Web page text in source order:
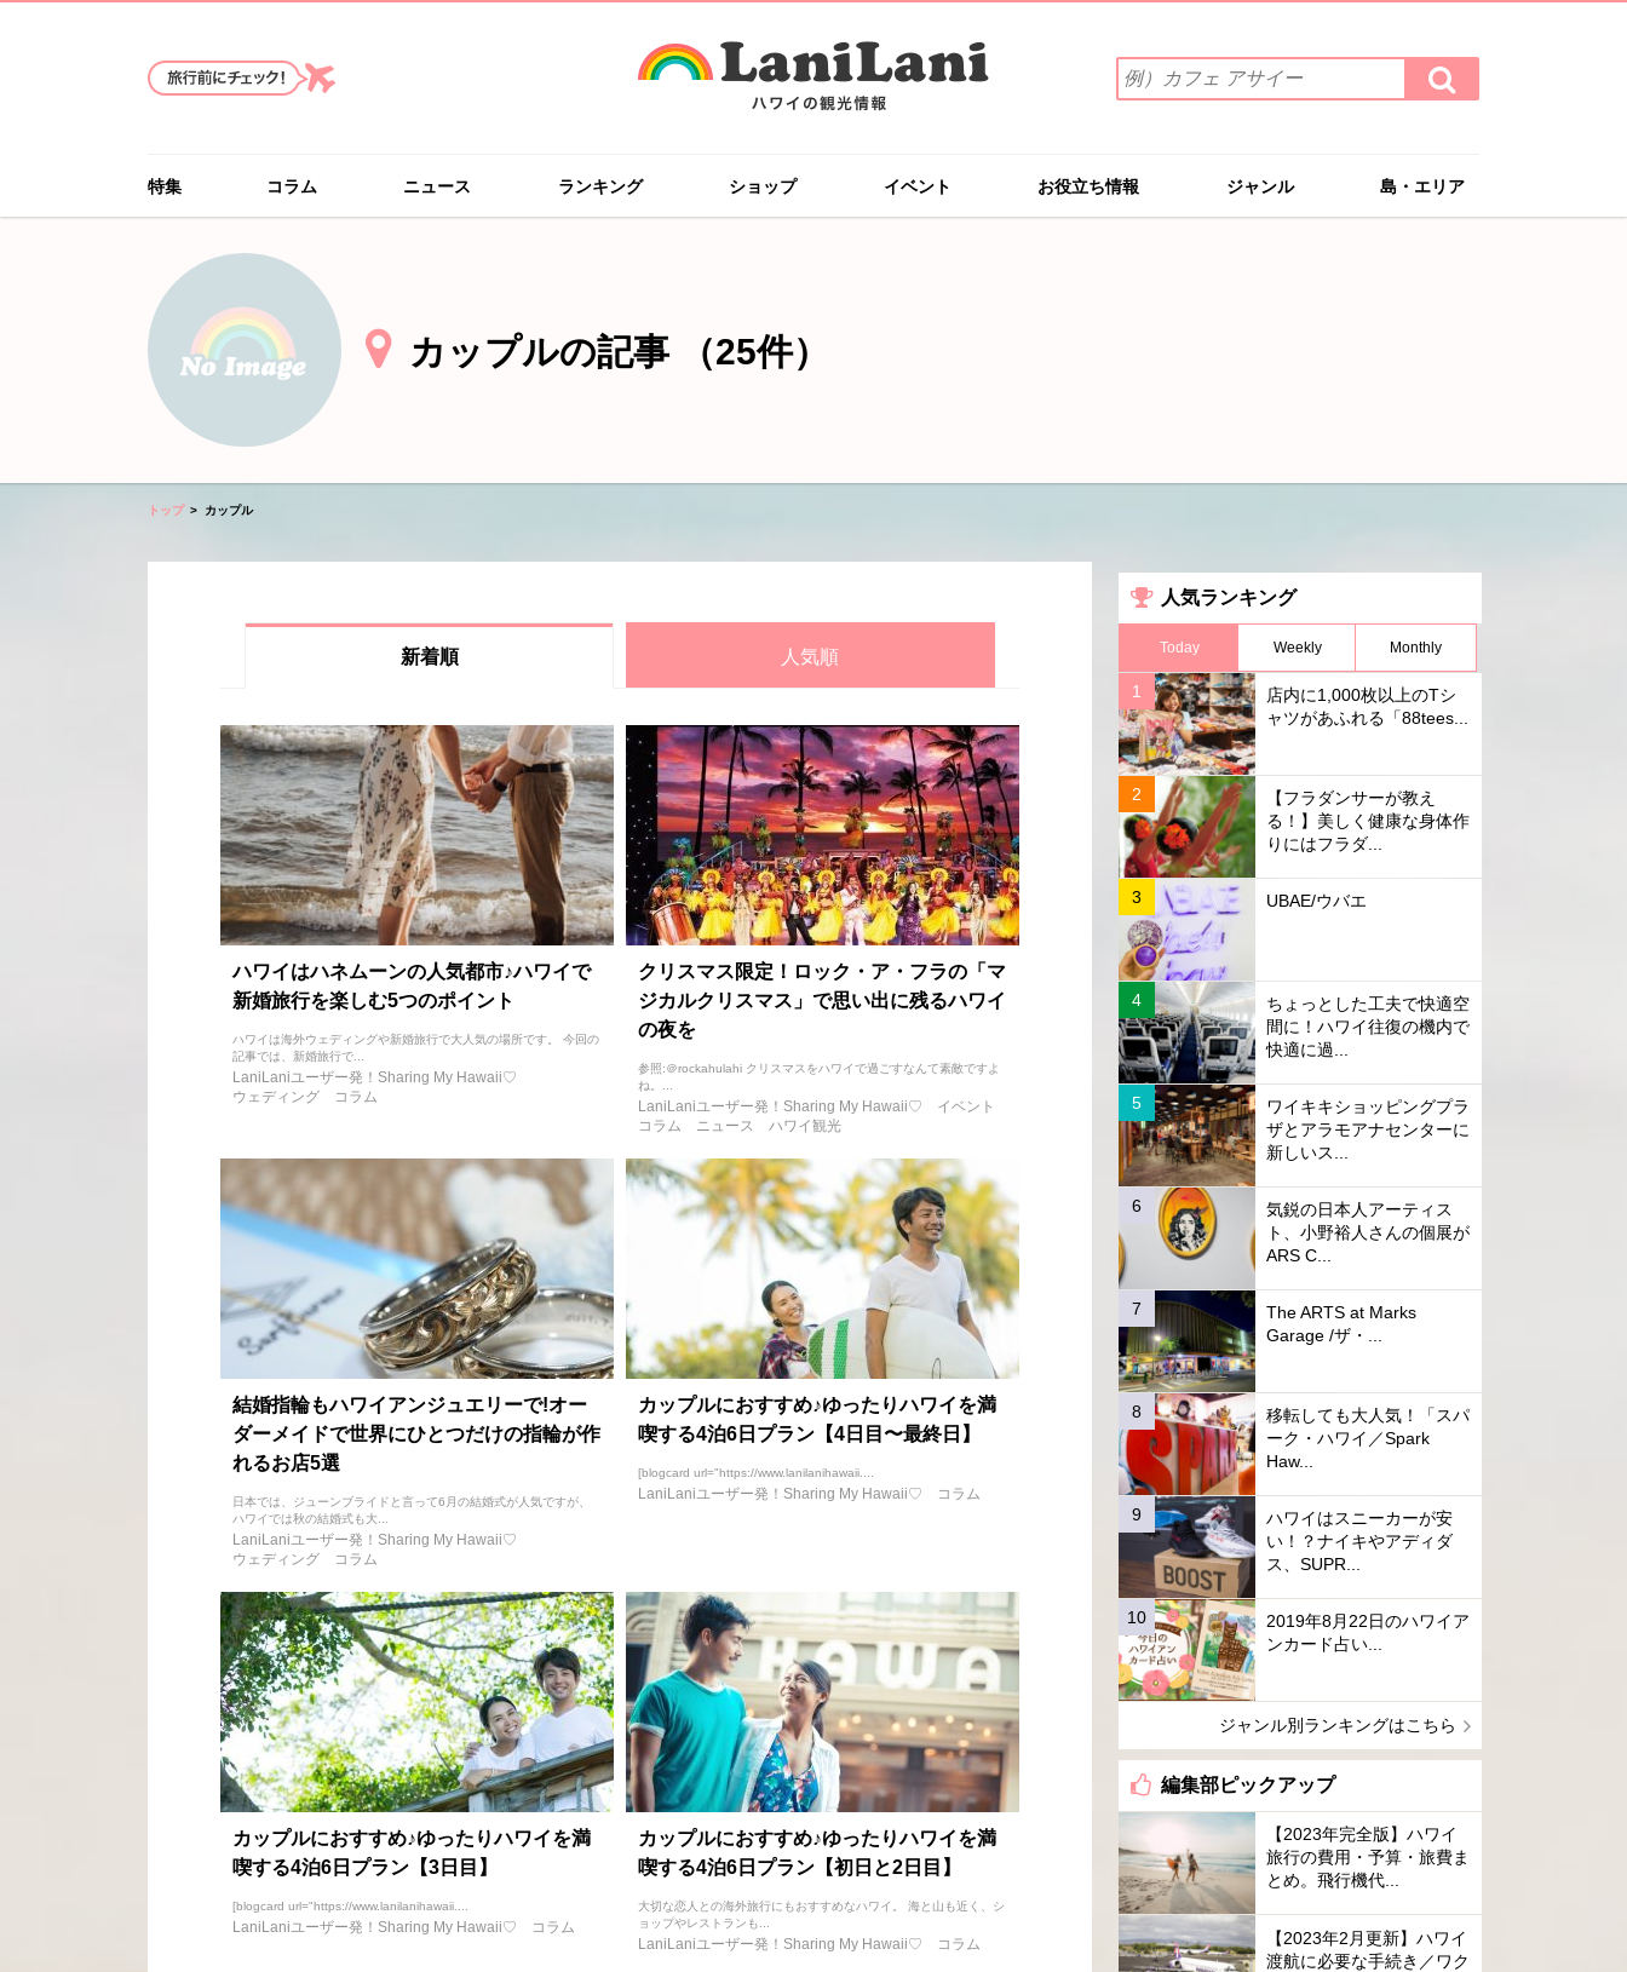
索
ワ
を
入
ー
検
索
す
特集 コラム ニュース ランキング ショップ イベント お役立ち情報 ジャンル 島・エリア
カップルの記事 （25件）
トップ カップル
新着順 人気順
ハワイはハネムーンの人気都市♪ハワイで
新婚旅行を楽しむ5つのポイント
ハワイは海外ウェディングや新婚旅行で大人気の場所です。 今回の
記事では、新婚旅行で...
LaniLaniユーザー発！Sharing My Hawaii♡
ウェディング
コラム
クリスマス限定！ロック・ア・フラの「マ
ジカルクリスマス」で思い出に残るハワイ
の夜を
参照:＠rockahulahi クリスマスをハワイで過ごすなんて素敵ですよ
ね。...
LaniLaniユーザー発！Sharing My Hawaii♡
イベント
コラム
ニュース ハワイ観光
結婚指輪もハワイアンジュエリーで!オー
ダーメイドで世界にひとつだけの指輪が作
れるお店5選
日本では、ジューンブライドと言って6月の結婚式が人気ですが、
ハワイでは秋の結婚式も大...
LaniLaniユーザー発！Sharing My Hawaii♡
ウェディング
コラム
カップルにおすすめ♪ゆったりハワイを満
喫する4泊6日プラン【4日目〜最終日】
[blogcard url="https://www.lanilanihawaii....
LaniLaniユーザー発！Sharing My Hawaii♡ コラム
カップルにおすすめ♪ゆったりハワイを満
喫する4泊6日プラン【3日目】
[blogcard url="https://www.lanilanihawaii....
LaniLaniユーザー発！Sharing My Hawaii♡ コラム
カップルにおすすめ♪ゆったりハワイを満
喫する4泊6日プラン【初日と2日目】
大切な恋人との海外旅行にもおすすめなハワイ。 海と山も近く、シ
ョップやレストランも...
LaniLaniユーザー発！Sharing My Hawaii♡ コラム
人気ランキング
Today Weekly Monthly
店内に1,000枚以上のTシ
ャツがあふれる「88tees...
【フラダンサーが教え
る！】美しく健康な身体作
りにはフラダ...
UBAE/ウバエ
ちょっとした工夫で快適空
間に！ハワイ往復の機内で
快適に過...
ワイキキショッピングプラ
ザとアラモアナセンターに
新しいス...
気鋭の日本人アーティス
ト、小野裕人さんの個展が
ARS C...
The ARTS at Marks
Garage /ザ・...
移転しても大人気！「スパ
ーク・ハワイ／Spark
Haw...
ハワイはスニーカーが安
い！？ナイキやアディダ
ス、SUPR...
2019年8月22日のハワイア
ンカード占い...
ジャンル別ランキングはこちら
編集部ピックアップ
【2023年完全版】ハワイ
旅行の費用・予算・旅費ま
とめ。飛行機代...
【2023年2月更新】ハワイ
渡航に必要な手続き／ワク